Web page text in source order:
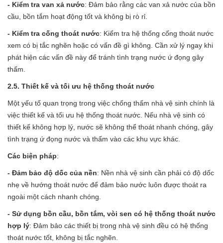
- Kiểm tra van xả nước: Đảm bảo rằng các van xả nước của bồn
cầu, bồn tắm hoạt động tốt và không bị rò rỉ.
- Kiểm tra cống thoát nước: Kiểm tra hệ thống cống thoát nước
xem có bị tắc nghẽn hoặc có vấn đề gì không. Cần xử lý ngay khi
phát hiện các vấn đề này để tránh tình trạng nước ứ đọng gây
thấm.
2.5. Thiết kế và tối ưu hệ thống thoát nước
Một yếu tố quan trọng trong việc chống thấm nhà vệ sinh chính là
việc thiết kế và tối ưu hệ thống thoát nước. Nếu nhà vệ sinh có
thiết kế không hợp lý, nước sẽ không thể thoát nhanh chóng, gây
tình trạng ứ đọng nước và thấm vào các khu vực khác.
Các biện pháp:
- Đảm bảo độ dốc của nền: Nền nhà vệ sinh cần phải có độ dốc
nhẹ về hướng thoát nước để đảm bảo nước luôn được thoát ra
ngoài một cách nhanh chóng.
- Sử dụng bồn cầu, bồn tắm, vòi sen có hệ thống thoát nước
hợp lý: Đảm bảo các thiết bị trong nhà vệ sinh đều có hệ thống
thoát nước tốt, không bị tắc nghẽn.